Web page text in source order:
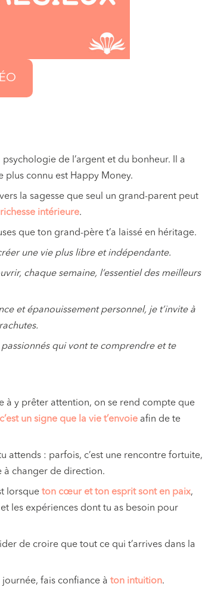
de l’argent et du bonheur. Il a
plus connu est Happy Money.
la sagesse que seul un grand-parent peut
intérieure.
que ton grand-père t’a laissé en héritage.
une vie plus libre et indépendante.
chaque semaine, l’essentiel des meilleurs
et épanouissement personnel, je t’invite à
passionnés qui vont te comprendre et te
à y prêter attention, on se rend compte que
c’est un signe que la vie t’envoie afin de te
attends : parfois, c’est une rencontre fortuite,
à changer de direction.
lorsqueton cœur et ton esprit sont en paix,
les expériences dont tu as besoin pour
de croire que tout ce qui t’arrives dans la
journée, fais confiance àton intuition.